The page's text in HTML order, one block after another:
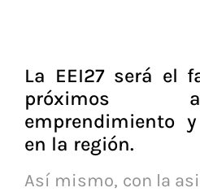
La EEI27 será el
próximos
emprendimiento
en la región.
Así mismo, con la